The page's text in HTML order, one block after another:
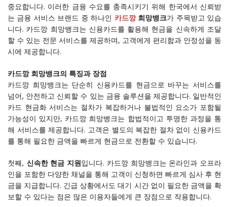
중요합니다. 이러한 금융 수요를 충족시키기 위해 한국에서 신뢰받
는 금융 서비스 브랜드 중 하나인 카드깡희망뱅크가 주목받고 있습
니다. 카드깡 희망뱅크는 신용카드를 활용해 현금을 신속하게 조달
할 수 있는 전문 서비스를 제공하며, 고객에게 편리함과 안정성을 동
시에 제공합니다.
카드깡 희망뱅크의 특징과 장점
카드깡 희망뱅크는 단순히 신용카드를 현금으로 바꾸는 서비스를
넘어, 안전하고 신뢰할 수 있는 금융 솔루션을 제공합니다. 일반적인
카드 현금화 서비스는 절차가 복잡하거나 불법적인 요소가 포함될
가능성이 있지만, 카드깡 희망뱅크는 합법적이고 투명한 과정을 통
해 서비스를 제공합니다. 고객은 별도의 복잡한 절차 없이 신용카드
를 통해 필요한 금액을 빠르게 현금으로 전환할 수 있습니다.
첫째, 신속한 현금 지원입니다. 카드깡 희망뱅크는 온라인과 오프라
인을 포함한 다양한 채널을 통해 고객이 신청하면 빠르게 심사 후 현
금을 지급합니다. 긴급 상황에서도 대기 시간 없이 필요한 금액을 확
보할 수 있다는 점은 많은 이용자들에게 큰 장점으로 작용합니다.